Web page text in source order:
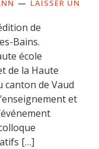
LAISSER UN
de
Bains.
école
de la Haute
canton de Vaud
et
[…]